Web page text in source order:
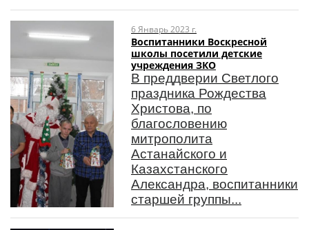
6 Январь 2023 г.
Воспитанники Воскресной
школы посетили детские
учреждения ЗКО
В преддверии Светлого
праздника Рождества
Христова, по
благословению
митрополита
Астанайского и
Казахстанского
Александра, воспитанники
старшей группы...